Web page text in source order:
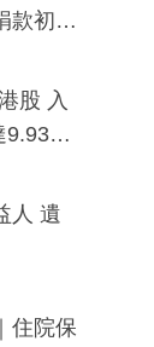
款初
股 入
9.93
人 遺
住院保